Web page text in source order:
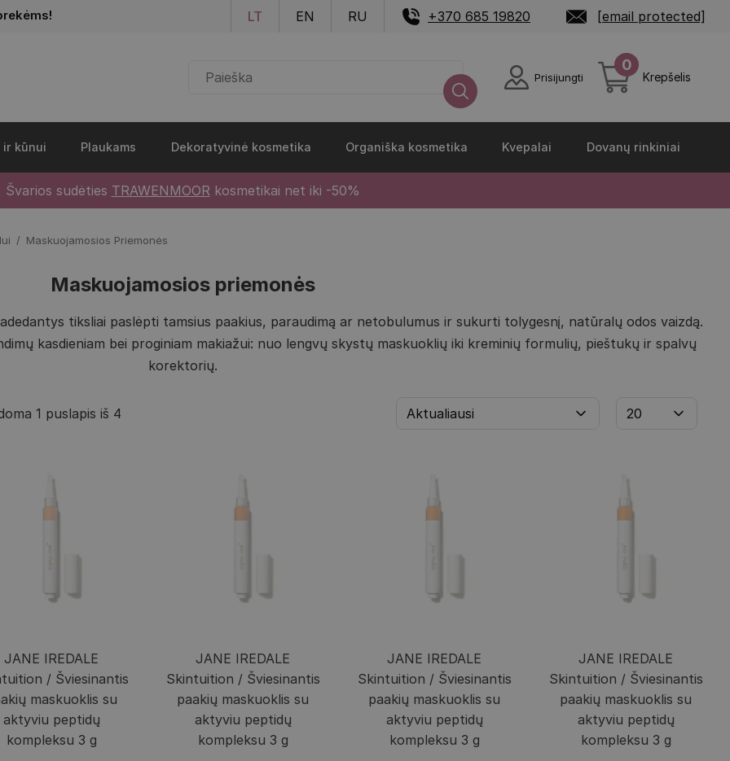
Pereiti į pagrindinį turinį
LT EN RU +370 685 19820 [email protected]
Prisijungti
0
Krepšelis
ir kūnui Plaukams Dekoratyvinė kosmetika Organiška kosmetika Kvepalai Dovanų rinkiniai
Švarios sudėties TRAWENMOOR kosmetikai net iki -50%
Maskuojamosios Priemonės
Maskuojamosios priemonės
tiksliai paslėpti tamsius paakius, paraudimą ar netobulumus ir sukurti tolygesnį, natūralų odos vaizdą.
kasdieniam bei proginiam makiažui: nuo lengvų skystų maskuoklių iki kreminių formulių, pieštukų ir spalvų
korektorių.
1 puslapis iš 4
JANE IREDALE
/ Šviesinantis
maskuoklis su
aktyviu peptidų
kompleksu 3 g
JANE IREDALE
Skintuition / Šviesinantis
paakių maskuoklis su
aktyviu peptidų
kompleksu 3 g
JANE IREDALE
Skintuition / Šviesinantis
paakių maskuoklis su
aktyviu peptidų
kompleksu 3 g
JANE IREDALE
Skintuition / Šviesinantis
paakių maskuoklis su
aktyviu peptidų
kompleksu 3 g